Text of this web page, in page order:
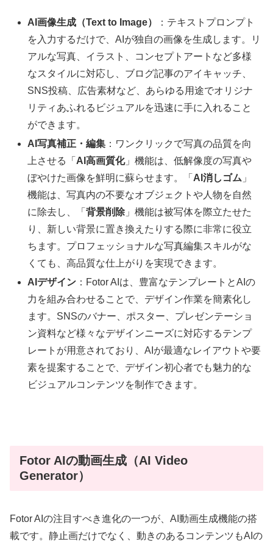
AI画像生成（Text to Image）
：テキストプロンプト
を入力するだけで、AIが独自の画像を生成します。リ
アルな写真、イラスト、コンセプトアートなど多様
なスタイルに対応し、ブログ記事のアイキャッチ、
SNS投稿、広告素材など、あらゆる用途でオリジナ
リティあふれるビジュアルを迅速に手に入れること
ができます。
AI写真補正・編集 ：ワンクリックで写真の品質を向
上させる「 AI高画質化」機能は、低解像度の写真や
ぼやけた画像を鮮明に蘇らせます。「 AI消しゴム 」
機能は、写真内の不要なオブジェクトや人物を自然
に除去し、「背景削除」機能は被写体を際立たせた
り、新しい背景に置き換えたりする際に非常に役立
ちます。プロフェッショナルな写真編集スキルがな
くても、高品質な仕上がりを実現できます。
AIデザイン ：Fotor AIは、豊富なテンプレートとAIの
力を組み合わせることで、デザイン作業を簡素化し
ます。SNSのバナー、ポスター、プレゼンテーショ
ン資料など様々なデザインニーズに対応するテンプ
レートが用意されており、AIが最適なレイアウトや要
素を提案することで、デザイン初心者でも魅力的な
ビジュアルコンテンツを制作できます。
Fotor AIの動画生成（AI Video
Generator）
Fotor AIの注目すべき進化の一つが、AI動画生成機能の搭
載です。静止画だけでなく、動きのあるコンテンツもAIの